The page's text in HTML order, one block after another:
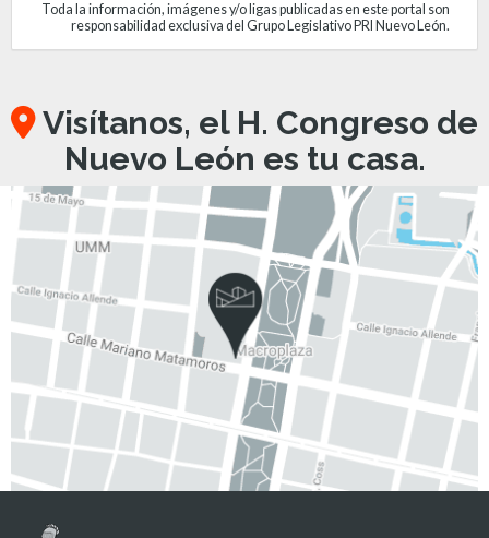
Toda la información, imágenes y/o ligas publicadas en este portal son
responsabilidad exclusiva del Grupo Legislativo PRI Nuevo León.
Visítanos, el H. Congreso de
Nuevo León es tu casa.